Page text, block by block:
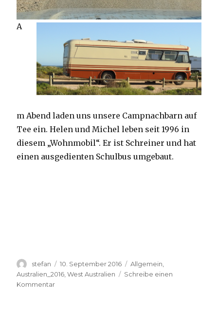
A
m Abend laden uns unsere Campnachbarn auf
Tee ein. Helen und Michel leben seit 1996 in
diesem „Wohnmobil“. Er ist Schreiner und hat
einen ausgedienten Schulbus umgebaut.
Autor
stefan
Veröffentlicht
am
10. September 2016 Kategorien
Allgemein
Australien_2016 ,West Australien
Schreibe einen
Kommentarzu